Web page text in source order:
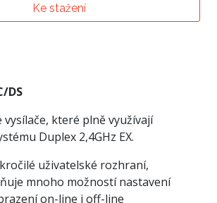
Ke stažení
DS
vysílače, které plně využívají
Duplex 2,4GHz EX.
uživatelské rozhraní,
mnoho možností nastavení
on-line i off-line